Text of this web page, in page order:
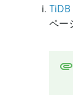
ペー